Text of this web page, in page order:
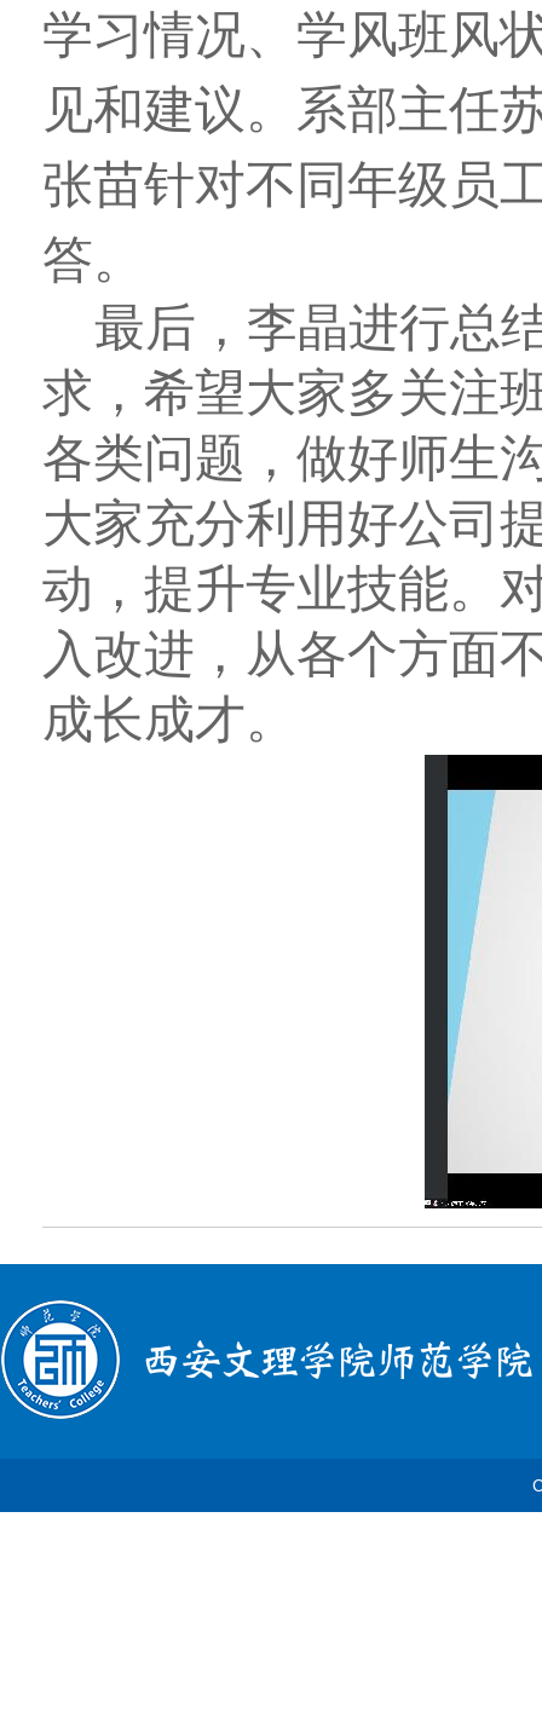
学习情况、学风班风
见和建议。系部主任
张苗针对不同年级员
答。
最后，李晶进行总
求，希望大家多关注
各类问题，做好师生
大家充分利用好公司
动，提升专业技能。
入改进，从各个方面
成长成才。